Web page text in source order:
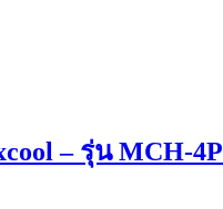
– รุ่น MCH-4P